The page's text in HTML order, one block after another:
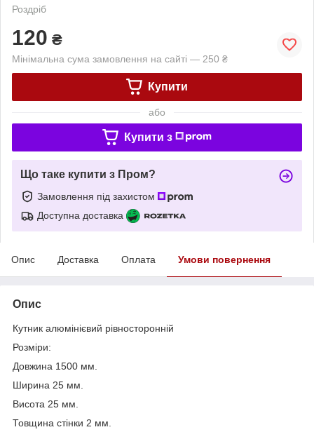
Роздріб
120 ₴
Мінімальна сума замовлення на сайті — 250 ₴
Купити
або
Купити з
Що таке купити з Пром?
Замовлення під захистом
Доступна доставка
Опис Доставка Оплата Умови повернення
Опис
Кутник алюмінієвий рівносторонній
Розміри:
Довжина 1500 мм.
Ширина 25 мм.
Висота 25 мм.
Товщина стінки 2 мм.